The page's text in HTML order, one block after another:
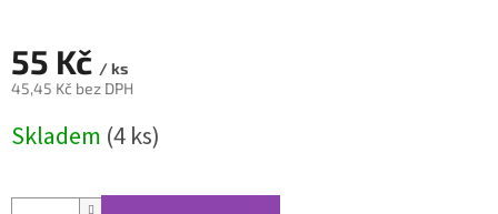
55 Kč / ks
45,45 Kč bez DPH
cena:
Skladem (4 ks)